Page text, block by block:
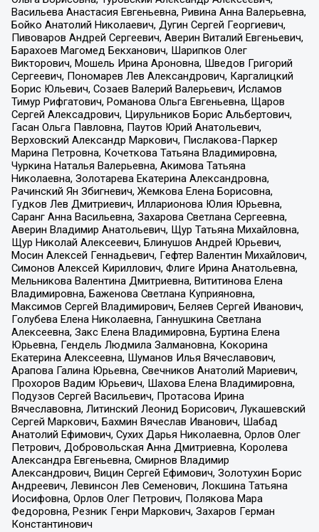
Васильева Анастасия Евгеньевна, Ривина Анна Валерьевна,
Бойко Анатолий Николаевич, Дугин Сергей Георгиевич,
Пивоваров Андрей Сергеевич, Аверин Виталий Евгеньевич,
Барахоев Магомед Бекханович, Шарипков Олег
Викторович, Мошель Ирина Ароновна, Шведов Григорий
Сергеевич, Пономарев Лев Александрович, Каргалицкий
Борис Юльевич, Созаев Валерий Валерьевич, Исламов
Тимур Рифгатович, Романова Ольга Евгеньевна, Щаров
Сергей Алексадрович, Цирульников Борис Альбертович,
Гасан Ольга Павловна, Паутов Юрий Анатольевич,
Верховский Александр Маркович, Пислакова-Паркер
Марина Петровна, Кочеткова Татьяна Владимировна,
Чуркина Наталья Валерьевна, Акимова Татьяна
Николаевна, Золотарева Екатерина Александровна,
Рачинский Ян Збигневич, Жемкова Елена Борисовна,
Гудков Лев Дмитриевич, Илларионова Юлия Юрьевна,
Саранг Анна Васильевна, Захарова Светлана Сергеевна,
Аверин Владимир Анатольевич, Щур Татьяна Михайловна,
Щур Николай Алексеевич, Блинушов Андрей Юрьевич,
Мосин Алексей Геннадьевич, Гефтер Валентин Михайлович,
Симонов Алексей Кириллович, Флиге Ирина Анатольевна,
Мельникова Валентина Дмитриевна, Вититинова Елена
Владимировна, Баженова Светлана Куприяновна,
Максимов Сергей Владимирович, Беляев Сергей Иванович,
Голубева Елена Николаевна, Ганнушкина Светлана
Алексеевна, Закс Елена Владимировна, Буртина Елена
Юрьевна, Гендель Людмила Залмановна, Кокорина
Екатерина Алексеевна, Шуманов Илья Вячеславович,
Арапова Галина Юрьевна, Свечников Анатолий Мариевич,
Прохоров Вадим Юрьевич, Шахова Елена Владимировна,
Подузов Сергей Васильевич, Протасова Ирина
Вячеславовна, Литинский Леонид Борисович, Лукашевский
Сергей Маркович, Бахмин Вячеслав Иванович, Шабад
Анатолий Ефимович, Сухих Дарья Николаевна, Орлов Олег
Петрович, Добровольская Анна Дмитриевна, Королева
Александра Евгеньевна, Смирнов Владимир
Александрович, Вицин Сергей Ефимович, Золотухин Борис
Андреевич, Левинсон Лев Семенович, Локшина Татьяна
Иосифовна, Орлов Олег Петрович, Полякова Мара
Федоровна, Резник Генри Маркович, Захаров Герман
Константинович